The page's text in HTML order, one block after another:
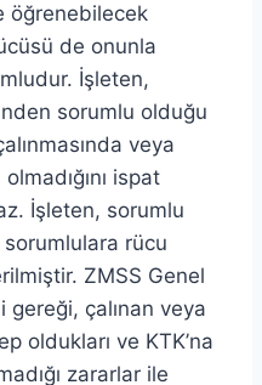
öğrenebilecek
de onunla
İşleten,
sorumlu olduğu
veya
ispat
İşleten, sorumlu
rücu
ZMSS Genel
gereği, çalınan veya
oldukları ve KTK’na
zararlar ile